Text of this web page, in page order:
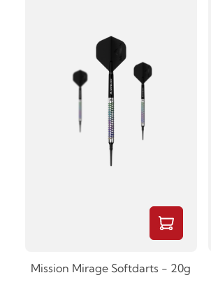
Mission Mirage Softdarts - 20g